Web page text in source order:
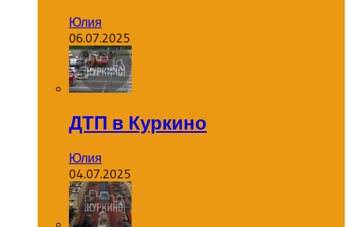
Юлия
06.07.2025
ДТП в Куркино
Юлия
04.07.2025